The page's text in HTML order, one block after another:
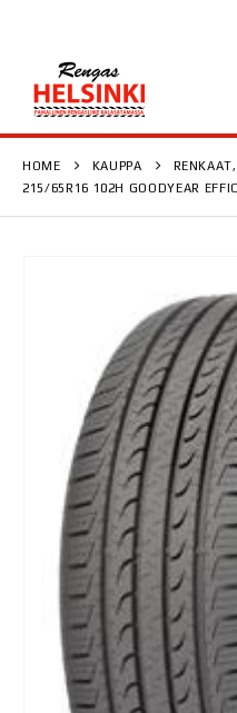
HOME KAUPPA RENKAAT,
215/65R16 102H GOODYEAR